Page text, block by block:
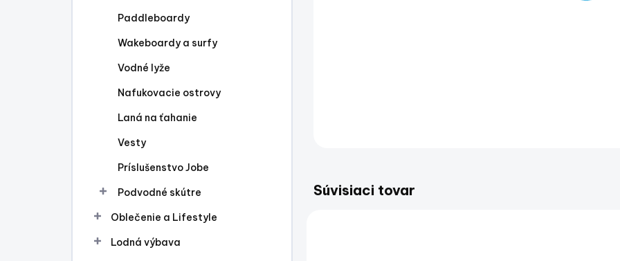
Paddleboardy
Wakeboardy a surfy
Vodné lyže
Nafukovacie ostrovy
Laná na ťahanie
Vesty
Príslušenstvo Jobe
Podvodné skútre
Oblečenie a Lifestyle
Lodná výbava
Súvisiaci tovar